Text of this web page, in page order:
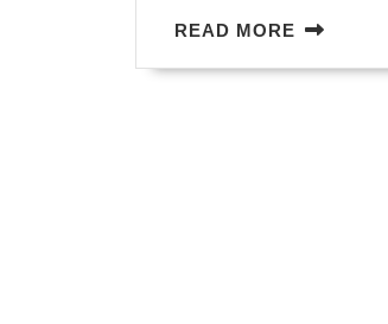
READ MORE READ